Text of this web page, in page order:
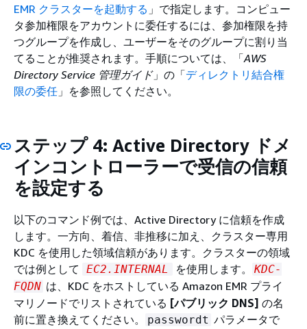
EMR クラスターを起動する 」で指定します。コンピュー
タ参加権限をアカウントに委任するには、参加権限を持
つグループを作成し、ユーザーをそのグループに割り当
てることが推奨されます。手順については、「AWS
Directory Service 管理ガイド」の「ディレクトリ結合権
限の委任 」を参照してください。
ステップ 4: Active Directory ドメ
インコントローラーで受信の信頼
を設定する
以下のコマンド例では、Active Directory に信頼を作成
します。一方向、着信、非推移に加え、クラスター専用
KDC を使用した領域信頼があります。クラスターの領域
では例として
EC2.INTERNAL を使用します。
KDC-
FQDN は、KDC をホストしている Amazon EMR プライ
マリノードでリストされている [パブリック DNS] の名
前に置き換えてください。
passwordt パラメータで